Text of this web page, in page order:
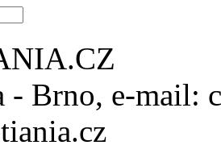
- Brno, e-mail: